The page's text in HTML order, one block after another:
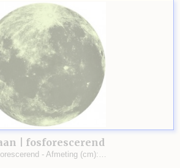
| fosforescerend
- Afmeting (cm):…